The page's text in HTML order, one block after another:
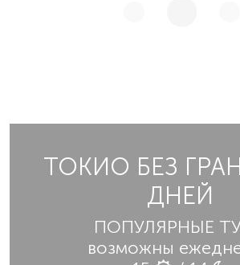
ТОКИО БЕЗ
ДНЕЙ
ПОПУЛЯРНЫЕ
возможны